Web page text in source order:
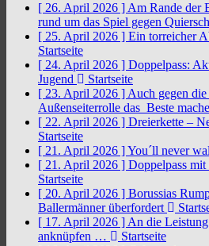
[ 26. April 2026 ] Am Rande der
rund um das Spiel gegen
[ 25. April 2026 ] Ein torreicher
Startseite
[ 24. April 2026 ] Doppelpass:
Jugend
Startseite
[ 23. April 2026 ] Auch gegen
Außenseiterrolle das Beste
[ 22. April 2026 ] Dreierkette –
Startseite
[ 21. April 2026 ]You´ll never
[ 21. April 2026 ] Doppelpass mit
Startseite
[ 20. April 2026 ] Borussias
Ballermänner überfordert
[ 17. April 2026 ] An die
anknüpfen …
Startseite